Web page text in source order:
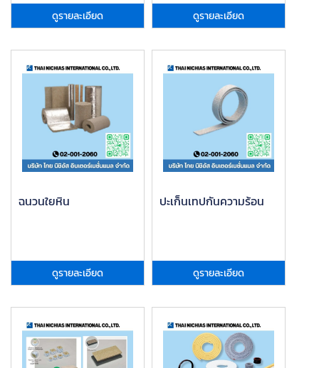
ดูรายละเอียด ดูรายละเอียด
ฉนวนใยหิน
ดูรายละเอียด
ปะเก็นเทปกันความร้อน
ดูรายละเอียด